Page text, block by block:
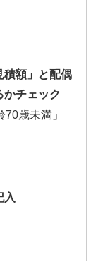
積額」と配偶
かチェック
歳未満」
入